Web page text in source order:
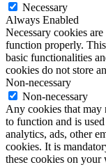
Necessary
Always Enabled
Necessary cookies
function properly.
basic functionalities
cookies do not store
Non-necessary
Non-necessary
Any cookies that may
to function and is
analytics, ads, other
cookies. It is
these cookies on your